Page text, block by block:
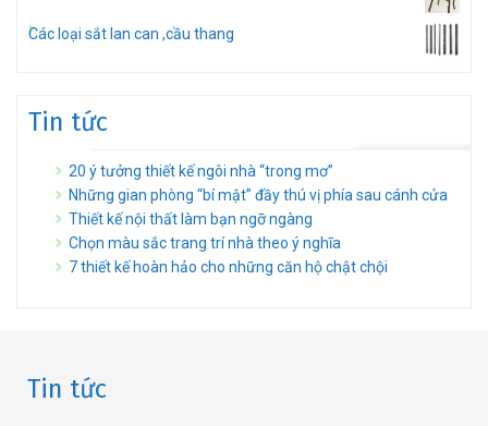
Các loại sắt lan can ,cầu thang
Tin tức
20 ý tưởng thiết kế ngôi nhà “trong mơ”
Những gian phòng “bí mật” đầy thú vị phía sau cánh cửa
Thiết kế nội thất làm bạn ngỡ ngàng
Chọn màu sắc trang trí nhà theo ý nghĩa
7 thiết kế hoàn hảo cho những căn hộ chật chội
Tin tức